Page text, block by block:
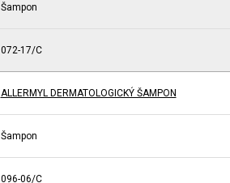
Šampon
072-17/C
ALLERMYL DERMATOLOGICKÝ ŠAMPON
Šampon
096-06/C